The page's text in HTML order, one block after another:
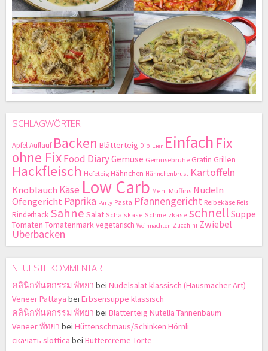
SCHLAGWÖRTER
ApfelAuflauf Backen Blätterteig Dip Eier Einfach Fix
ohne FixFood DiaryGemüse Gemüsebrühe Gratin Grillen
Hackfleisch Hefeteig Hähnchen Hähnchenbrust Kartoffeln
Knoblauch Käse Low Carb Mehl Muffins Nudeln
Ofengericht Paprika Party Pasta Pfannengericht Reibekäse Reis
Rinderhack Sahne Salat Schafskäse Schmelzkäse schnell Suppe
Tomaten Tomatenmarkvegetarisch Weihnachten Zucchini Zwiebel
Überbacken
NEUESTE KOMMENTARE
คลินิกทันตกรรม พัทยา bei Nudelsalat klassisch (Hausmacher Art)
Veneer Pattaya bei Erbsensuppe klassisch
คลินิกทันตกรรม พัทยา bei Blätterteig Nutella Tannenbaum
Veneer พัทยา bei Hüttenschmaus/Schinken Hörnli
скачать slottica bei Buttercreme Torte